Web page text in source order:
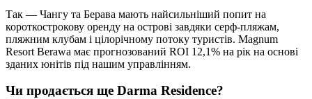
Так — Чангу та Берава мають найсильніший попит на
короткострокову оренду на острові завдяки серф-пляжам,
пляжним клубам і цілорічному потоку туристів. Magnum
Resort Berawa має прогнозований ROI 12,1% на рік на основі
зданих юнітів під нашим управлінням.
Чи продається ще Darma Residence?